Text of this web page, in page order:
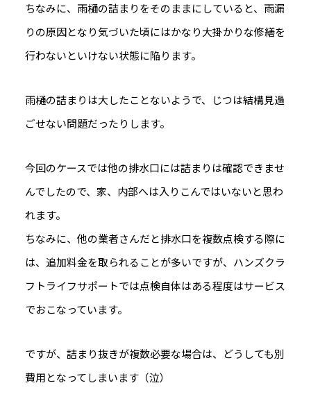
ちなみに、雨樋の詰まりをそのままにしていると、雨漏
りの原因となり気づいた頃にはかなり大掛かりな修繕を
行わないといけない状態に陥ります。
雨樋の詰まりは大したことないようで、じつは結構見過
ごせない問題だったりします。
今回のケースでは他の排水口には詰まりは確認できませ
んでしたので、家、内部へは入りこんではいないと思わ
れます。
ちなみに、他の業者さんだと排水口を複数点検する際に
は、追加料金を取られることが多いですが、ハンズクラ
フトライフサポートでは点検自体はある程度はサービス
でおこなっています。
ですが、詰まり抜きが複数必要な場合は、どうしても別
費用となってしまいます（泣）